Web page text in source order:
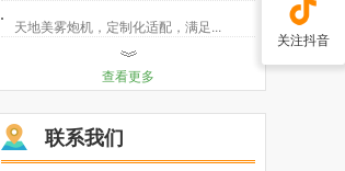
天地美雾炮机，定制化适配，满足...
查看更多
联系我们
关注抖音